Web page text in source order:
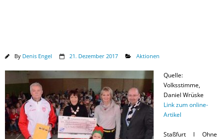
By Denis Engel 21. Dezember 2017 Aktionen
Quelle:
Volksstimme,
Daniel Wrüske
Link zum online-
Artikel
Staßfurt l Ohne